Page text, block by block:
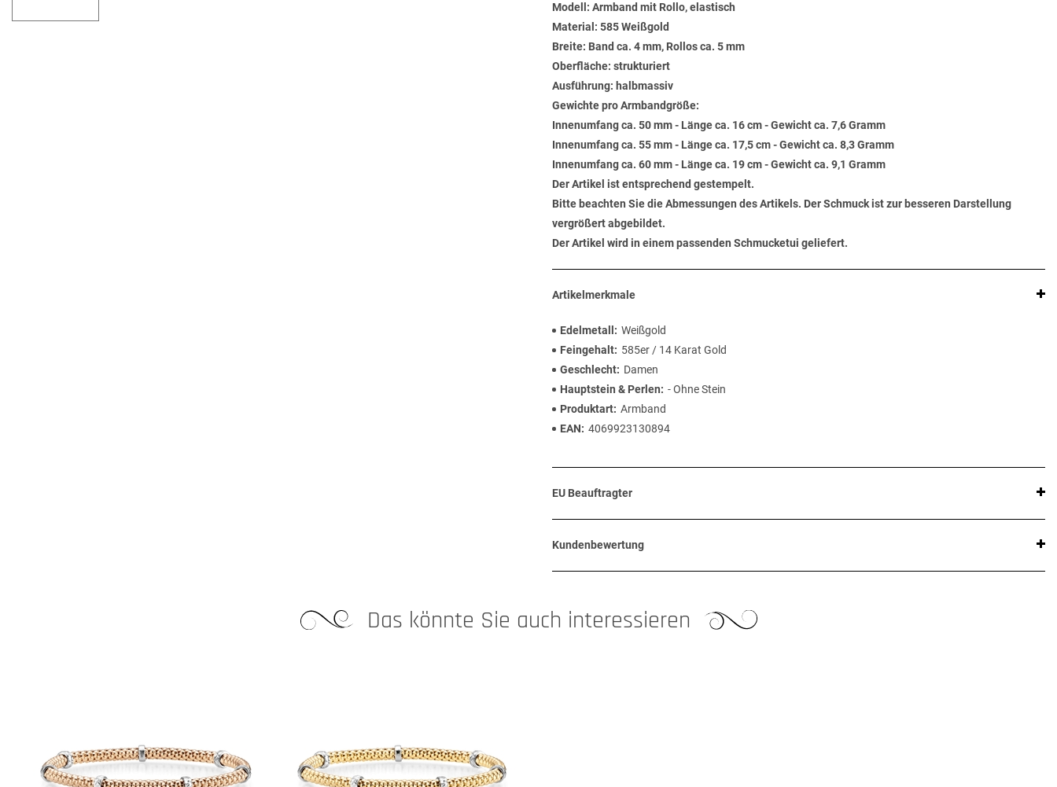
Modell: Armband mit Rollo, elastisch
Material: 585 Weißgold
Breite: Band ca. 4 mm, Rollos ca. 5 mm
Oberfläche: strukturiert
Ausführung: halbmassiv
Gewichte pro Armbandgröße:
Innenumfang ca. 50 mm - Länge ca. 16 cm - Gewicht ca. 7,6 Gramm
Innenumfang ca. 55 mm - Länge ca. 17,5 cm - Gewicht ca. 8,3 Gramm
Innenumfang ca. 60 mm - Länge ca. 19 cm - Gewicht ca. 9,1 Gramm
Der Artikel ist entsprechend gestempelt.
Bitte beachten Sie die Abmessungen des Artikels. Der Schmuck ist zur besseren Darstellung
vergrößert abgebildet.
Der Artikel wird in einem passenden Schmucketui geliefert.
Artikelmerkmale
Edelmetall
Weißgold
Feingehalt
585er / 14 Karat Gold
Geschlecht
Damen
Hauptstein & Perlen
- Ohne Stein
Produktart Armband
EAN
4069923130894
EU Beauftragter
Kundenbewertung
Das könnte Sie auch interessieren